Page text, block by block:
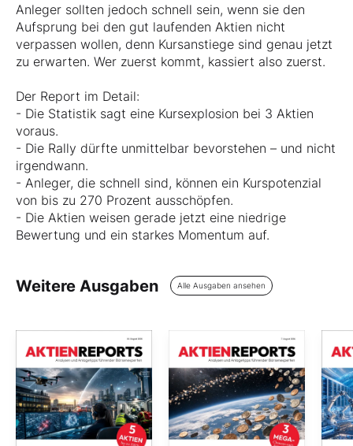
Anleger sollten jedoch schnell sein, wenn sie den
Aufsprung bei den gut laufenden Aktien nicht
verpassen wollen, denn Kursanstiege sind genau jetzt
zu erwarten. Wer zuerst kommt, kassiert also zuerst.
Der Report im Detail:
- Die Statistik sagt eine Kursexplosion bei 3 Aktien
voraus.
- Die Rally dürfte unmittelbar bevorstehen – und nicht
irgendwann.
- Anleger, die schnell sind, können ein Kurspotenzial
von bis zu 270 Prozent ausschöpfen.
- Die Aktien weisen gerade jetzt eine niedrige
Bewertung und ein starkes Momentum auf.
Weitere Ausgaben Alle Ausgaben ansehen